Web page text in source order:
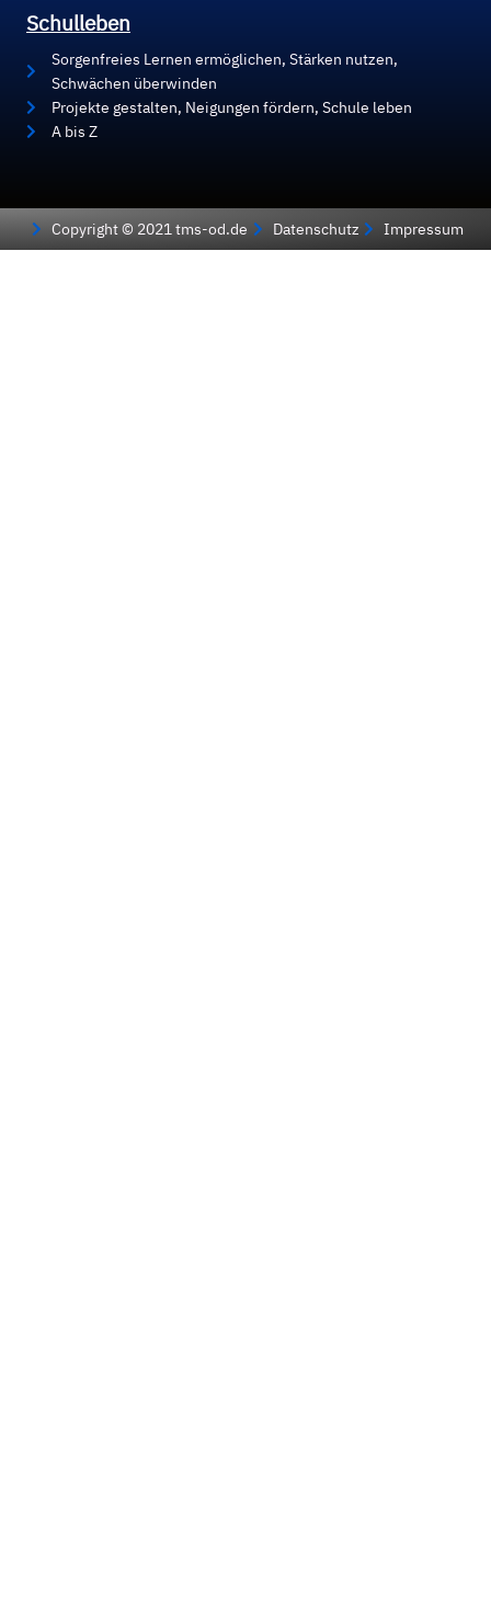
Schulleben
Sorgenfreies Lernen ermöglichen, Stärken nutzen,
Schwächen überwinden
Projekte gestalten, Neigungen fördern, Schule leben
A bis Z
Copyright © 2021 tms-od.de Datenschutz Impressum